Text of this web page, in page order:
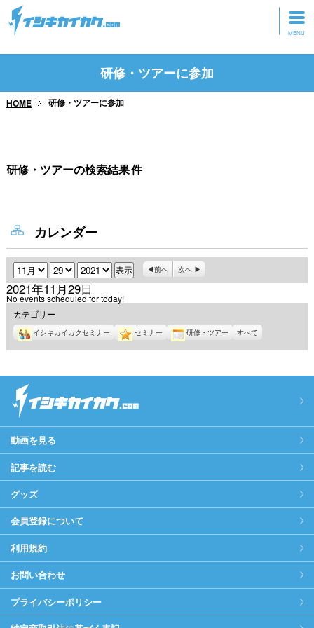
トップページ
研修・ツアーに参加
研修・ツアーに参加
HOME 研修・ツアーに参加
研修・ツアーの検索結果件
カレンダー
月 日 年 前へ 次へ
2021年11月29日
No events scheduled for today!
カテゴリー
イシキカイカクセミナー セミナー 研修・ツアー すべて
動画を見る
記事を読む
グッズ
会員登録について
利用規約
お問い合わせ
プライバシーポリシー